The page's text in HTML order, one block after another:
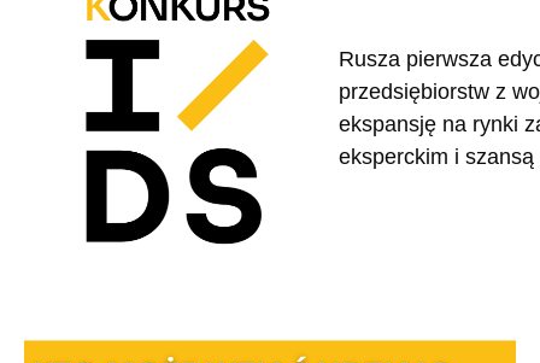
Rusza pierwsza
przedsiębiorstw z
ekspansję na rynki
eksperckim i